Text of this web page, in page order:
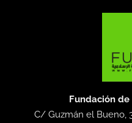
Fundación
C/ Guzmán el Bueno,